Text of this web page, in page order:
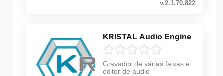
v.2.1.70.822
KRISTAL Audio Engine
Gravador de várias faixas e
editor de áudio